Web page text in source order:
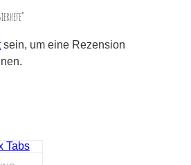
sein, um eine Rezension